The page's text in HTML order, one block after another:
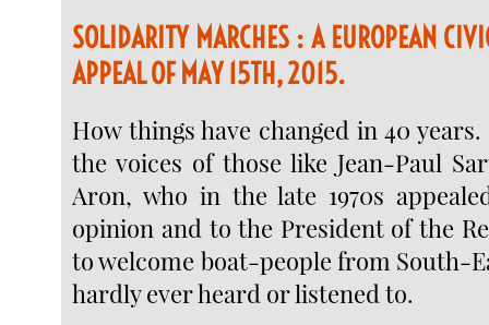
SOLIDARITY MARCHES : A EUROPEAN
APPEAL OF MAY 15TH, 2015.
How things have changed in 40
the voices of those like Jean-Paul
Aron, who in the late 1970s
opinion and to the President of the
to welcome boat-people from South-
hardly ever heard or listened to.